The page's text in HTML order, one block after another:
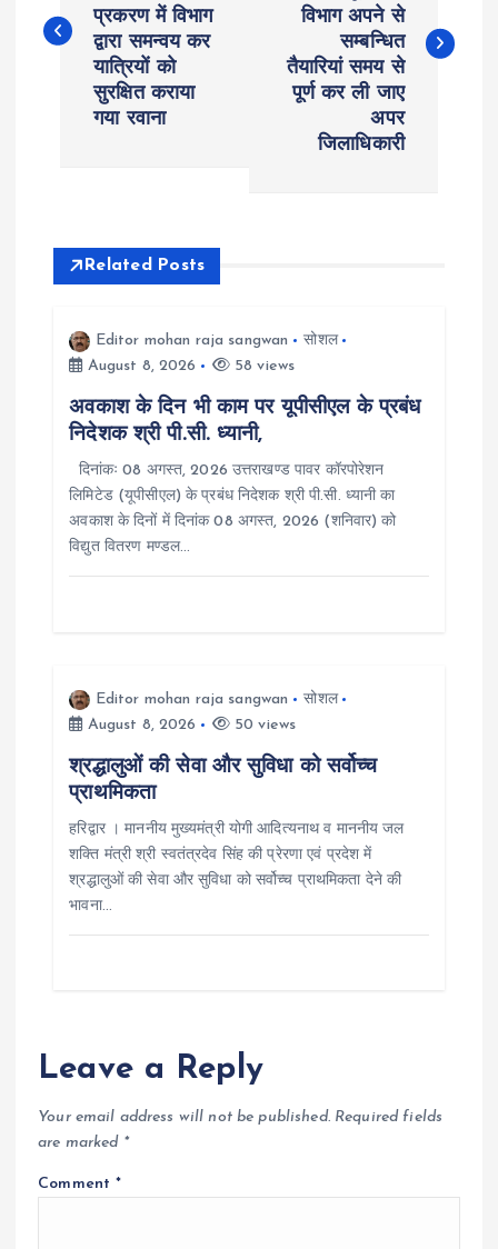
s
v
प्रकरण में विभाग
द्वारा समन्वय कर
यात्रियों को
सुरक्षित कराया
गया रवाना
विभाग अपने से
सम्बन्धित
तैयारियां समय से
पूर्ण कर ली जाए
अपर
जिलाधिकारी
Related Posts
Editor mohan raja sangwan
सोशल
August 8, 2026
58 views
अवकाश के दिन भी काम पर यूपीसीएल के प्रबंध
निदेशक श्री पी.सी. ध्यानी,
दिनांकः 08 अगस्त, 2026 उत्तराखण्ड पावर कॉरपोरेशन
लिमिटेड (यूपीसीएल) के प्रबंध निदेशक श्री पी.सी. ध्यानी का
अवकाश के दिनों में दिनांक 08 अगस्त, 2026 (शनिवार) को
विद्युत वितरण मण्डल…
Editor mohan raja sangwan
सोशल
August 8, 2026
50 views
श्रद्धालुओं की सेवा और सुविधा को सर्वोच्च
प्राथमिकता
हरिद्वार । माननीय मुख्यमंत्री योगी आदित्यनाथ व माननीय जल
शक्ति मंत्री श्री स्वतंत्रदेव सिंह की प्रेरणा एवं प्रदेश में
श्रद्धालुओं की सेवा और सुविधा को सर्वोच्च प्राथमिकता देने की
भावना…
Leave a Reply
Your email address will not be published. Required fields
are marked *
Comment*